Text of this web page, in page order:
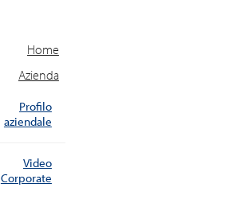
Home
Azienda
Profilo
aziendale
Video
Corporate